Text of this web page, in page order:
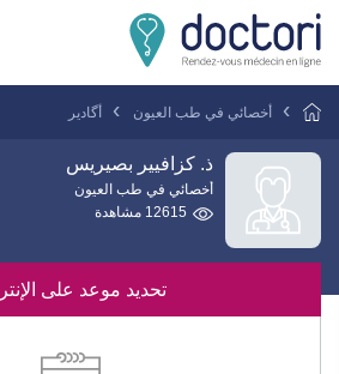
تسجيل دخول المريض
تسجيل دخول الطبيب
أخصائي في طب العيون أگادير
ذ. كزافيير بصيريس
أخصائي في طب العيون
12615 مشاهدة
تحديد موعد على